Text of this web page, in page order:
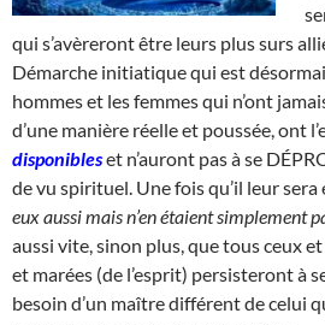
qui s’avèreront être leurs plus surs
Démarche initiatique qui est
hommes et les femmes qui n’ont
d’une manière réelle et poussée, ont
disponibleset n’auront pas à se
de vu spirituel. Une fois qu’il leur sera
eux aussi mais n’en étaient simplement
aussi vite, sinon plus, que tous ceux
et marées (de l’esprit) persisteront à
besoin d’un maître différent de celui